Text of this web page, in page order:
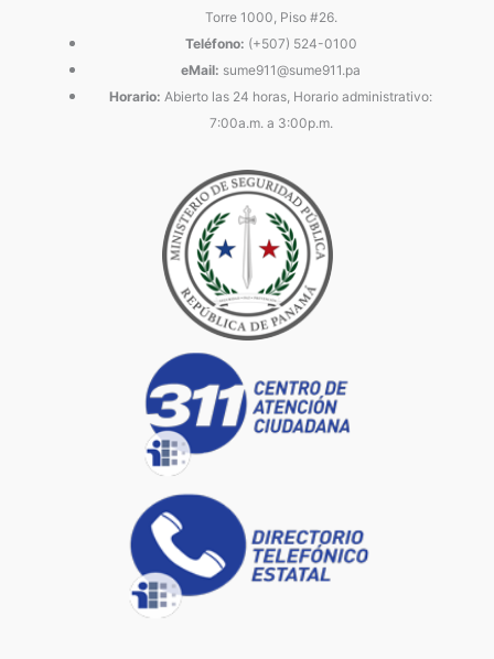
Torre 1000, Piso #26.
Teléfono: (+507) 524-0100
eMail: sume911@sume911.pa
Horario: Abierto las 24 horas, Horario administrativo:
7:00a.m. a 3:00p.m.